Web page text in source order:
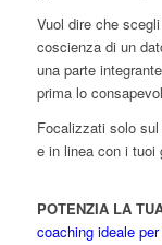
Vuol dire che
coscienza di un
una parte
prima lo
Focalizzati solo
e in linea con i tuoi
POTENZIA LA
coaching ideale